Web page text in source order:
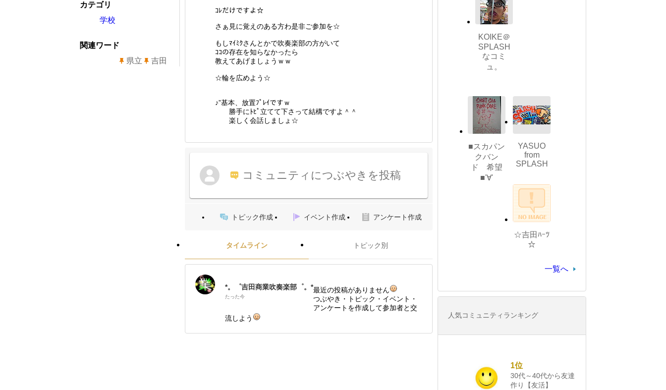
ｺﾚだけですよ☆
さぁ見に覚えのある方わ是非ご参加を☆
もしﾏｲﾐｸさんとかで吹奏楽部の方がいて
ｺｺの存在を知らなかったら
教えてあげましょうｗｗ
☆輪を広めよう☆
♪”基本、放置ﾌﾟﾚｲですｗ
勝手にﾄﾋﾟ立てて下さって結構ですよ＾＾
楽しく会話しましょ☆
コミュニティにつぶやきを投稿
トピック作成 イベント作成 アンケート作成
タイムライン トピック別
*。゜吉田商業吹奏楽部゜。*
たった今
最近の投稿がありません
つぶやき・トピック・イベント・
アンケートを作成して参加者と交
流しよう
カテゴリ
学校
関連ワード
県立
吉田
KOIKE＠
SPLASH
なコミ
ュ。
■スカパン
クバン
ド 希望
■'∀'
YASUO
from
SPLASH
☆吉田ﾊｰﾂ
☆
一覧へ
人気コミュニティランキング
1位
30代～40代から友達
作り【友活】